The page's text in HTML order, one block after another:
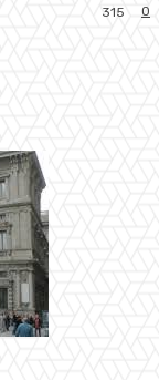
0
315